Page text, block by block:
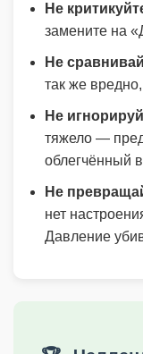
Не
замените на
Не
так же
Не
тяжело —
облегчённый
Не
нет
Давление